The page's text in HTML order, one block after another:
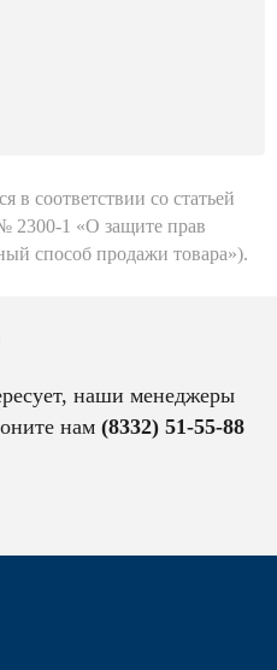
в соответствии со статьей
2300-1 «О защите прав
способ продажи товара»).
наши менеджеры
нам (8332) 51-55-88